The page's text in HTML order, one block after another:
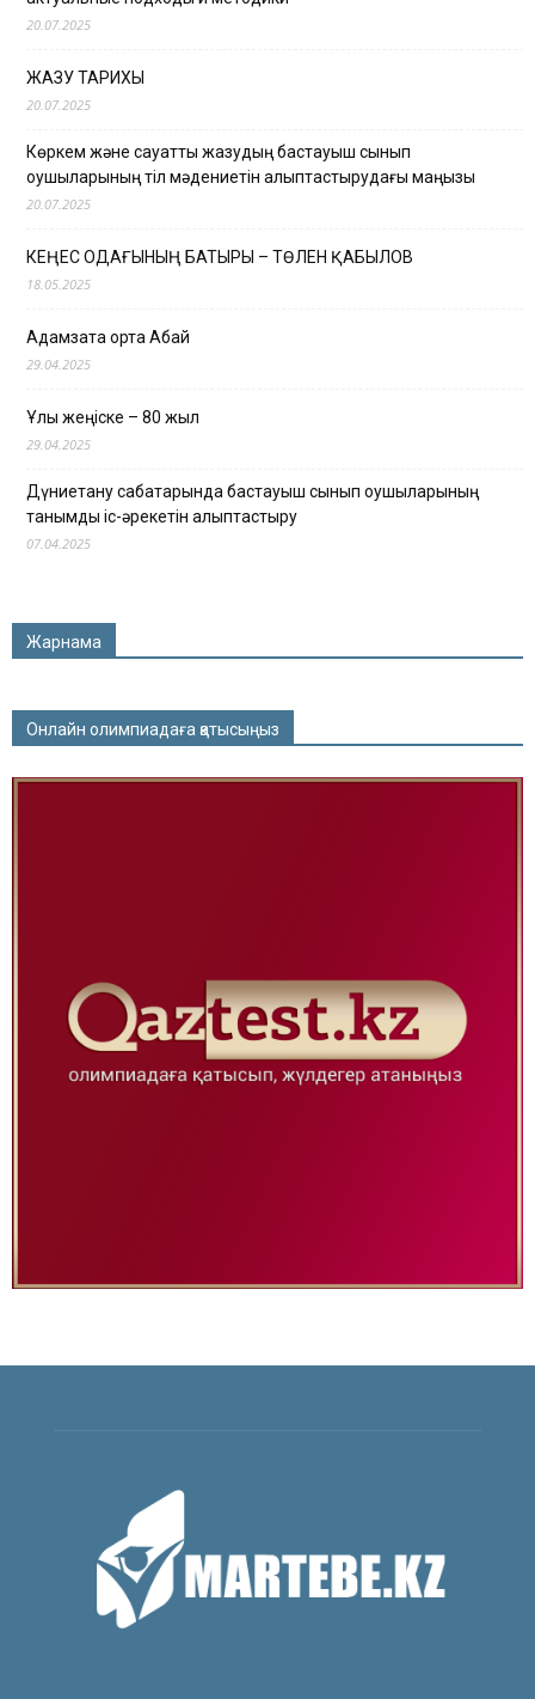
20.07.2025
ЖАЗУ ТАРИХЫ
20.07.2025
Көркем және сауатты жазудың бастауыш сынып
оқушыларының тіл мәдениетін қалыптастырудағы маңызы
20.07.2025
КЕҢЕС ОДАҒЫНЫҢ БАТЫРЫ – ТӨЛЕН ҚАБЫЛОВ
18.05.2025
Адамзатқа ортақ Абай
29.04.2025
Ұлы жеңіске – 80 жыл
29.04.2025
Дүниетану сабақтарында бастауыш сынып оқушыларының
танымдық іс-әрекетін қалыптастыру
07.04.2025
Жарнама
Онлайн олимпиадаға қатысыңыз